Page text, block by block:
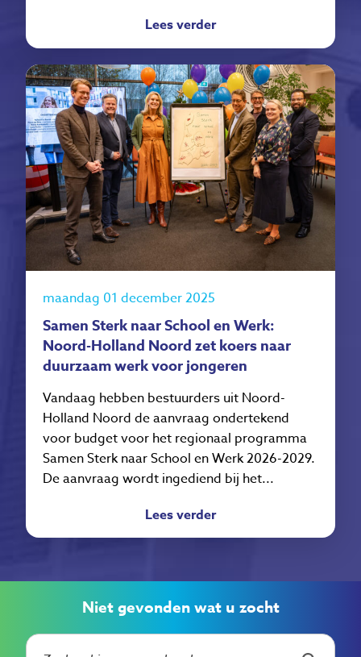
Lees verder
maandag 01 december 2025
Samen Sterk naar School en Werk:
Noord-Holland Noord zet koers naar
duurzaam werk voor jongeren
Vandaag hebben bestuurders uit Noord-
Holland Noord de aanvraag ondertekend
voor budget voor het regionaal programma
Samen Sterk naar School en Werk 2026-2029.
De aanvraag wordt ingediend bij het...
Lees verder
Niet gevonden wat u zocht